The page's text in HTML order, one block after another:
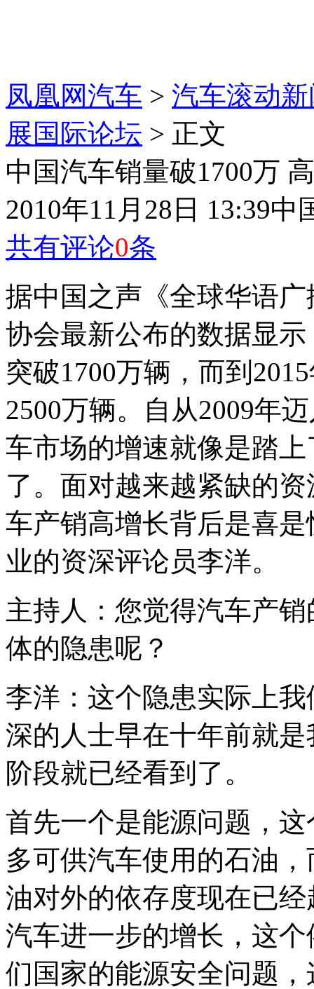
凤凰网汽车 > 汽车滚动
展国际论坛 > 正文
中国汽车销量破1700万
2010年11月28日 13:39中
共有评论0条
据中国之声《全球华语
协会最新公布的数据显
突破1700万辆，而到
2500万辆。自从2009年
车市场的增速就像是踏
了。面对越来越紧缺的
车产销高增长背后是喜
业的资深评论员李洋。
主持人：您觉得汽车产
体的隐患呢？
李洋：这个隐患实际上
深的人士早在十年前就
阶段就已经看到了。
首先一个是能源问题，
多可供汽车使用的石油
油对外的依存度现在已
汽车进一步的增长，这
们国家的能源安全问题